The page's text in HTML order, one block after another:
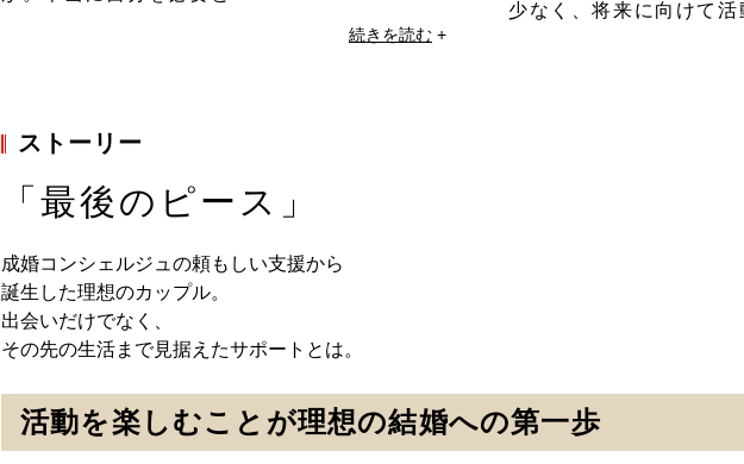
続きを読む +
少なく、将来に向けて
ストーリー
「最後のピース」
成婚コンシェルジュの頼もしい支援から
誕生した理想のカップル。
出会いだけでなく、
その先の生活まで見据えたサポートとは。
活動を楽しむことが理想の結婚への第一歩